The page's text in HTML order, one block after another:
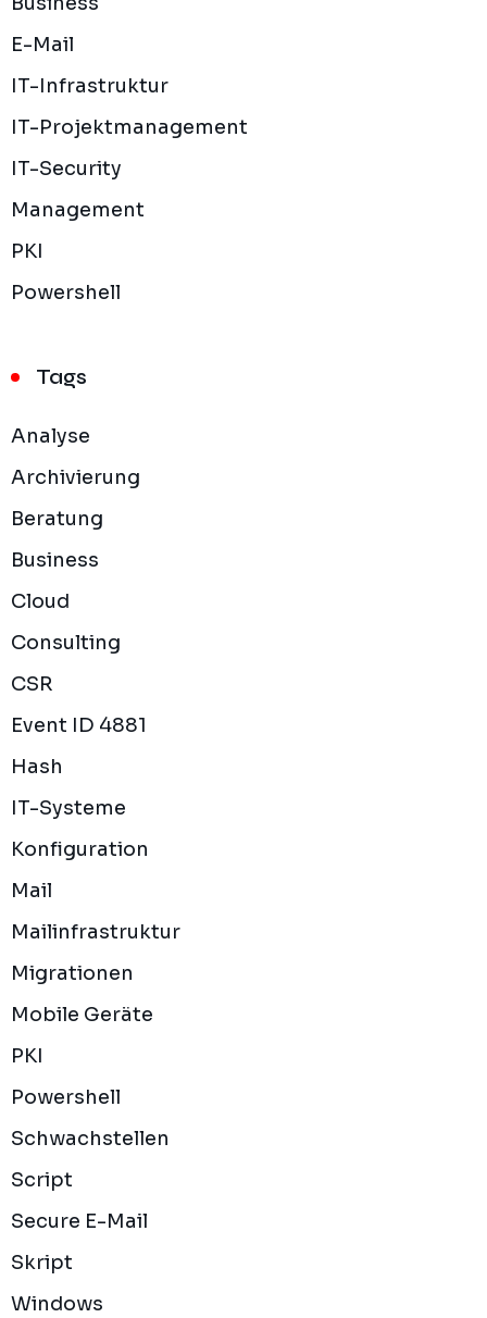
E-Mail
IT-Infrastruktur
IT-Projektmanagement
IT-Security
Management
PKI
Powershell
Tags
Analyse
Archivierung
Beratung
Business
Cloud
Consulting
CSR
Event ID 4881
Hash
IT-Systeme
Konfiguration
Mail
Mailinfrastruktur
Migrationen
Mobile Geräte
PKI
Powershell
Schwachstellen
Script
Secure E-Mail
Skript
Windows